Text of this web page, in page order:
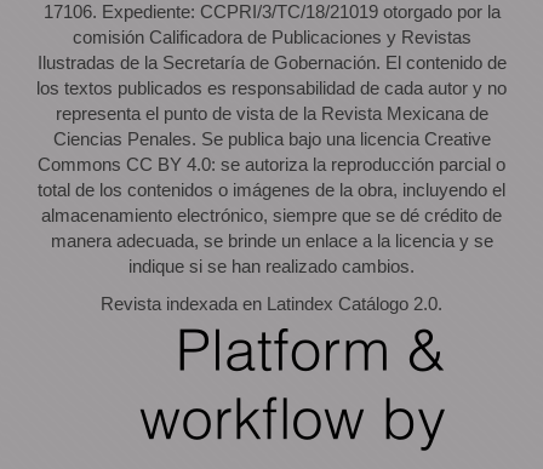
17106. Expediente: CCPRI/3/TC/18/21019 otorgado por la
comisión Calificadora de Publicaciones y Revistas
Ilustradas de la Secretaría de Gobernación. El contenido de
los textos publicados es responsabilidad de cada autor y no
representa el punto de vista de la Revista Mexicana de
Ciencias Penales. Se publica bajo una licencia Creative
Commons CC BY 4.0: se autoriza la reproducción parcial o
total de los contenidos o imágenes de la obra, incluyendo el
almacenamiento electrónico, siempre que se dé crédito de
manera adecuada, se brinde un enlace a la licencia y se
indique si se han realizado cambios.
Revista indexada en Latindex Catálogo 2.0.